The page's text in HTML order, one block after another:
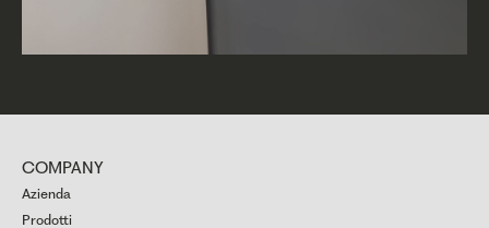
COMPANY
Azienda
Prodotti